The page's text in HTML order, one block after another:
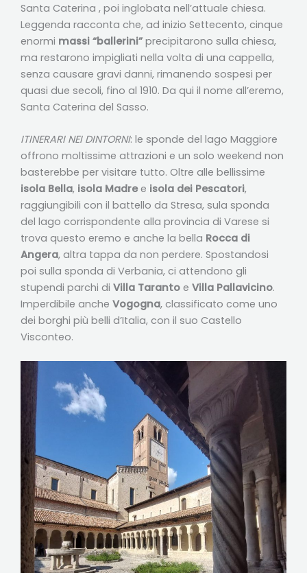
Santa Caterina , poi inglobata nell’attuale chiesa.
Leggenda racconta che, ad inizio Settecento, cinque
enormi massi “ballerini”precipitarono sulla chiesa,
ma restarono impigliati nella volta di una cappella,
senza causare gravi danni, rimanendo sospesi per
quasi due secoli, fino al 1910. Da qui il nome all’eremo,
Santa Caterina del Sasso.
ITINERARI NEI DINTORNI: le sponde del lago Maggiore
offrono moltissime attrazioni e un solo weekend non
basterebbe per visitare tutto. Oltre alle bellissime
isola Bella, isola Madree isola dei Pescatori,
raggiungibili con il battello da Stresa, sula sponda
del lago corrispondente alla provincia di Varese si
trova questo eremo e anche la bella Rocca di
Angera, altra tappa da non perdere. Spostandosi
poi sulla sponda di Verbania, ci attendono gli
stupendi parchi di Villa Taranto e Villa Pallavicino.
Imperdibile anche Vogogna, classificato come uno
dei borghi più belli d’Italia, con il suo Castello
Visconteo.